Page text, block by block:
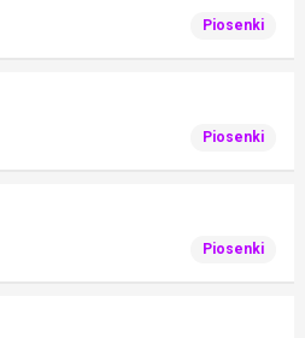
Piosenki
Piosenki
Piosenki